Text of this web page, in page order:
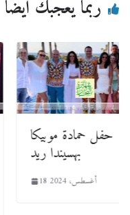
ربما يعجبك أيضا
حفل حمادة موبيكا
بهسيندا ريد
18 أغسطس، 2024